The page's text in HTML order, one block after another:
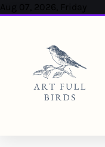
Skip
Aug 07, 2026, Friday